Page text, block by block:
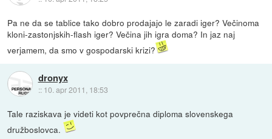
Pa ne da se tablice tako dobro prodajajo le zaradi iger? Večinoma
kloni-zastonjskih-flash iger? Večina jih igra doma? In jaz naj
verjamem, da smo v gospodarski krizi?
dronyx
:: 10. apr 2011, 18:53
Tale raziskava je videti kot povprečna diploma slovenskega
družboslovca.